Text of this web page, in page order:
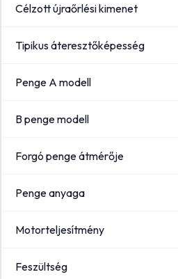
Célzott újraőrlési kimenet
Tipikus áteresztőképesség
Penge A modell
B penge modell
Forgó penge átmérője
Penge anyaga
Motorteljesítmény
Feszültség